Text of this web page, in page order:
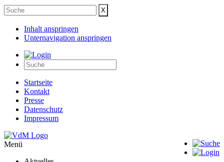
Inhalt anspringen
Unternavigation anspringen
Startseite
Kontakt
Presse
Datenschutz
Impressum
Menü